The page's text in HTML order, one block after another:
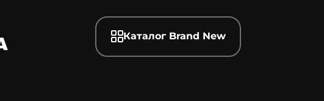
Каталог Brand New